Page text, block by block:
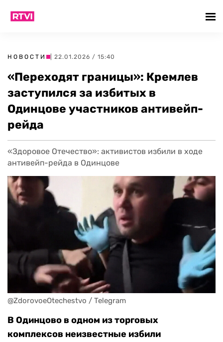
НОВОСТИ | 22.01.2026 / 15:40
«Переходят границы»: Кремлев
заступился за избитых в
Одинцове участников антивейп-
рейда
«Здоровое Отечество»: активистов избили в ходе
антивейп-рейда в Одинцове
@ZdorovoeOtechestvo / Telegram
В Одинцово в одном из торговых
комплексов неизвестные избили